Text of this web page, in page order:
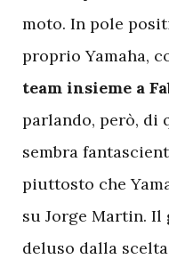
moto. In pole
proprio Yamaha,
team insieme a
parlando, però, di
sembra
piuttosto che
su Jorge Martin. Il
deluso dalla